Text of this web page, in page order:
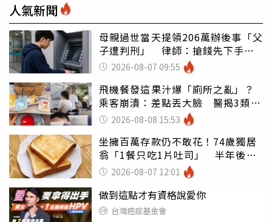
人氣新聞
母親過世當天提領206萬辦後事「父
子遭判刑」 律師：搶錢先下手是
罪 2026-08-07 09:55
飛機餐發這果汁爆「廁所之亂」？
乘客崩潰：差點丟大臉 醫揭3類人
別亂喝
2026-08-08 15:53
坐擁百萬存款仍不敢花！74歲獨居
翁「1餐只吃1片吐司」 半年後暴
瘦嚇壞女兒
2026-08-07 12:01
做到這點才有資格說愛你
台灣癌症基金會